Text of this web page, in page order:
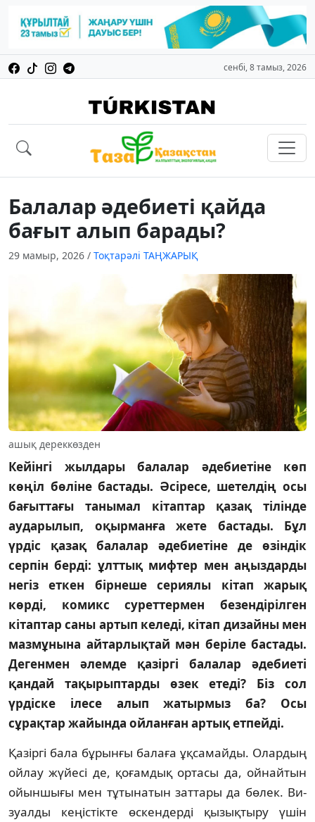
сенбі, 8 тамыз, 2026
Балалар әдебиеті қайда
бағыт алып барады?
29 мамыр, 2026 / Тоқтарәлі ТАҢЖАРЫҚ
ашық дереккөзден
Кейінгі жылдары балалар әдебиетіне көп
көңіл бөліне бастады. Әсіресе, шетелдің осы
бағыттағы танымал кітаптар қазақ тілінде
аударылып, оқырманға жете бастады. Бұл
үрдіс қазақ балалар әдебиетіне де өзіндік
серпін берді: ұлттық мифтер мен аңыздарды
негіз еткен бірнеше сериялы кітап жарық
көрді, комикс суреттермен безендірілген
кітаптар саны артып келеді, кітап дизайны мен
мазмұнына айтарлықтай мән беріле бастады.
Дегенмен әлемде қазіргі балалар әдебиеті
қандай тақырыптарды өзек етеді? Біз сол
үрдіске ілесе алып жатырмыз ба? Осы
сұрақтар жайында ойланған артық етпейді.
Қазіргі бала бұрынғы балаға ұқса­май­ды. Олардың
ойлау жүйесі де, қоғам­дық ор­та­сы да, ойнайтын
ойыншығы мен тұ­ты­натын зат­тары да бөлек. Ви­
зуал­ды кеңіс­тікте өс­кен­дерді қызықтыру үшін